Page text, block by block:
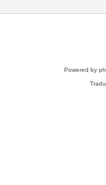
Powered by